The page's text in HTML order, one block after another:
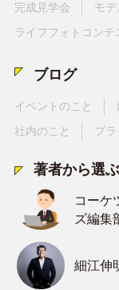
完成見学会 モデ
ライフフォトコンテ
ブログ
イベントのこと
社内のこと
プラ
著者から選ぶ
コーケ
ズ編集
細江伸